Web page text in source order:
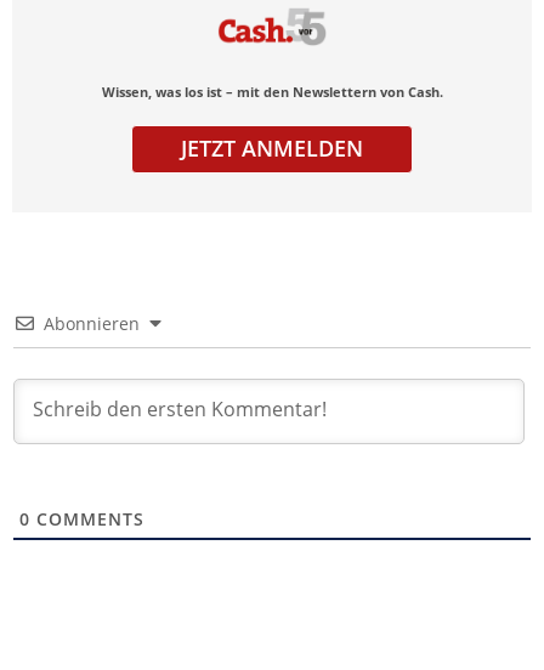
Wissen, was los ist – mit den Newslettern von Cash.
JETZT ANMELDEN
Abonnieren
0 COMMENTS